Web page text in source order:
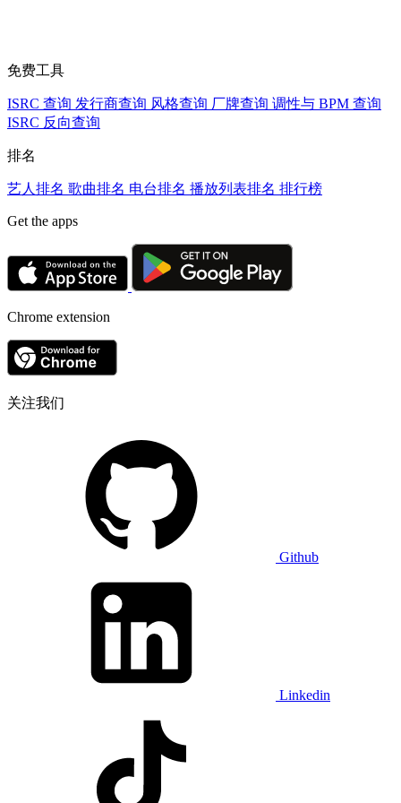
免费工具
ISRC 查询 发行商查询 风格查询 厂牌查询 调性与 BPM 查询
ISRC 反向查询
排名
艺人排名 歌曲排名 电台排名 播放列表排名 排行榜
Get the apps
Chrome extension
关注我们
Github
Linkedin